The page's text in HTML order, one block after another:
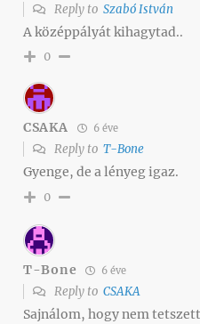
Reply to Szabó István
A középpályát kihagytad..
0
CSAKA 6 éve
Reply to T-Bone
Gyenge, de a lényeg igaz.
0
T-Bone 6 éve
Reply to CSAKA
Sajnálom, hogy nem